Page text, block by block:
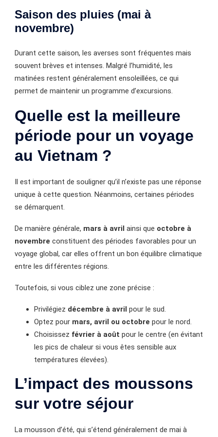
Saison des pluies (mai à
novembre)
Durant cette saison, les averses sont fréquentes mais
souvent brèves et intenses. Malgré l’humidité, les
matinées restent généralement ensoleillées, ce qui
permet de maintenir un programme d’excursions.
Quelle est la meilleure
période pour un voyage
au Vietnam ?
Il est important de souligner qu’il n’existe pas une réponse
unique à cette question. Néanmoins, certaines périodes
se démarquent.
De manière générale, mars à avril ainsi que octobre à
novembre constituent des périodes favorables pour un
voyage global, car elles offrent un bon équilibre climatique
entre les différentes régions.
Toutefois, si vous ciblez une zone précise :
Privilégiez décembre à avril pour le sud.
Optez pour mars, avril ou octobre pour le nord.
Choisissez février à août pour le centre (en évitant
les pics de chaleur si vous êtes sensible aux
températures élevées).
L’impact des moussons
sur votre séjour
La mousson d’été, qui s’étend généralement de mai à